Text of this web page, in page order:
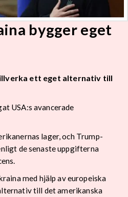
bygger eget
ett eget alternativ till
USA:s avancerade
lager, och Trump-
de senaste uppgifterna
med hjälp av europeiska
till det amerikanska